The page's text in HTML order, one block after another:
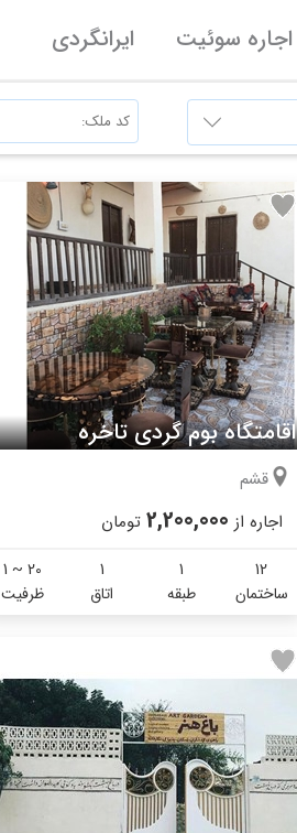
اجاره سوئیت ایرانگردی
اقامتگاه بوم گردی تاخره
قشم
اجاره از 2,200,000 تومان
12
ساختمان
1
طبقه
1
اتاق
1 ~ 20
ظرفیت